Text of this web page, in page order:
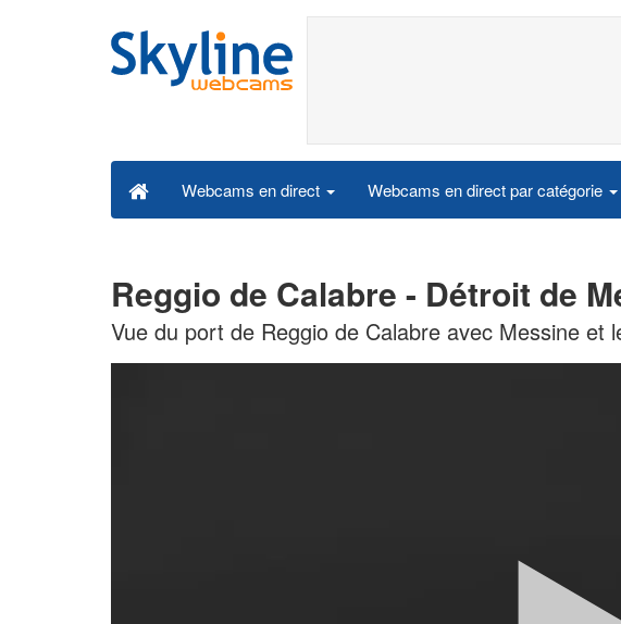
Webcams en direct Webcams en direct par catégorie
Reggio de Calabre - Détroit de
Vue du port de Reggio de Calabre avec Messine et